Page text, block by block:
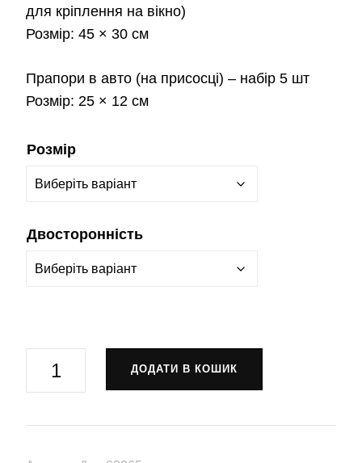
для кріплення на вікно)
Розмір: 45 × 30 см
Прапори в авто (на присосці) – набір 5 шт
Розмір: 25 × 12 см
Розмір
Двосторонність
штандарт
«Помста»
ДОДАТИ В КОШИК